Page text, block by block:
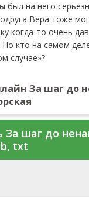
был на него
Вера тоже
когда-то очень
Но кто на самом
случае»?
За шаг до
За шаг до
txt